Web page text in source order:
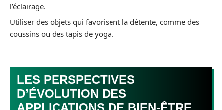
l’éclairage.
Utiliser des objets qui favorisent la détente, comme des
coussins ou des tapis de yoga.
LES PERSPECTIVES
D’ÉVOLUTION DES
APPLICATIONS DE BIEN-ÊTRE